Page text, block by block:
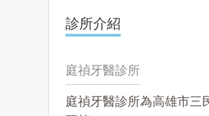
診所介紹
庭禎牙醫診所
庭禎牙醫診所為高雄市三